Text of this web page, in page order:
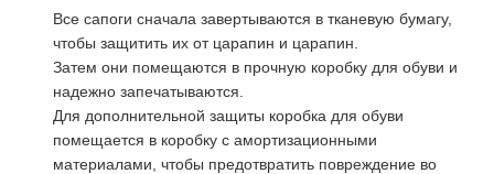
Все сапоги сначала завертываются в тканевую бумагу,
чтобы защитить их от царапин и царапин.
Затем они помещаются в прочную коробку для обуви и
надежно запечатываются.
Для дополнительной защиты коробка для обуви
помещается в коробку с амортизационными
материалами, чтобы предотвратить повреждение во